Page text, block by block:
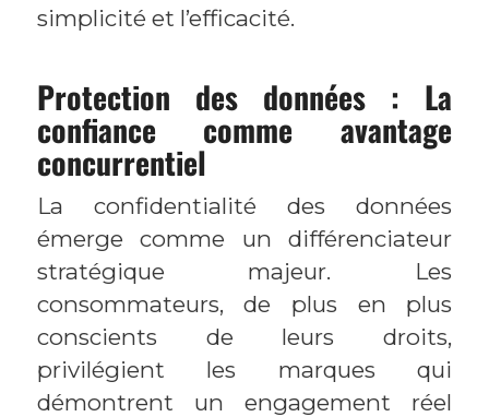
simplicité et l’efficacité.
Protection des données : La
confiance comme avantage
concurrentiel
La confidentialité des données
émerge comme un différenciateur
stratégique majeur. Les
consommateurs, de plus en plus
conscients de leurs droits,
privilégient les marques qui
démontrent un engagement réel